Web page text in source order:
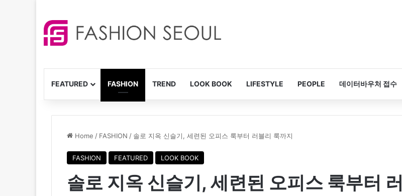
FEATURED FASHION TREND LOOK BOOK LIFESTYLE PEOPLE 데이터바우처 접수
Home / FASHION / 솔로 지옥 신슬기, 세련된 오피스 룩부터 러블리 룩까지
FASHION FEATURED LOOK BOOK
솔로 지옥 신슬기, 세련된 오피스 룩부터 러